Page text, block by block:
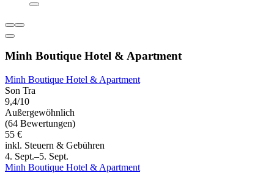
Minh Boutique Hotel & Apartment
Minh Boutique Hotel & Apartment
Son Tra
9,4/10
Außergewöhnlich
(64 Bewertungen)
55 €
inkl. Steuern & Gebühren
4. Sept.–5. Sept.
Minh Boutique Hotel & Apartment